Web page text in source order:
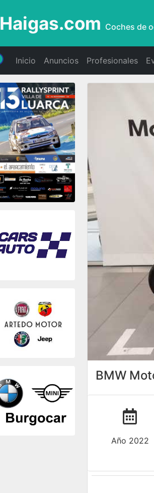
Haigas.com Coches de
Inicio Anuncios Profesionales
BMW
Año 2022